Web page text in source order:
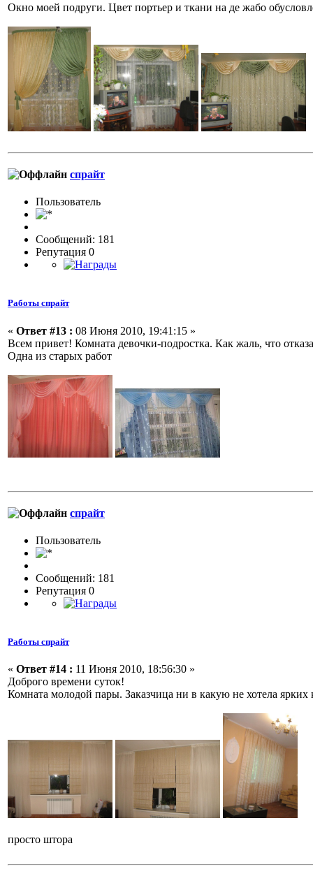
Окно моей подруги. Цвет портьер и ткани на де жабо
спрайт
Пользовaтeль
Сообщений: 181
Репутация 0
Работы спрайт
« Ответ #13 : 08 Июня 2010, 19:41:15 »
Всем привет! Комната девочки-подростка. Как жаль, что
Одна из старых работ
спрайт
Пользовaтeль
Сообщений: 181
Репутация 0
Работы спрайт
« Ответ #14 : 11 Июня 2010, 18:56:30 »
Доброго времени суток!
Комната молодой пары. Заказчица ни в какую не хотела
просто штора